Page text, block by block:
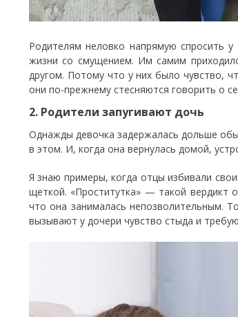
Родителям неловко напрямую спросить
жизни со смущением. Им самим
другом. Потому что у них было чувство,
они по-прежнему стесняются говорить о
2. Родители запугивают дочь
Однажды девочка задержалась дольше
в этом. И, когда она вернулась домой,
Я знаю примеры, когда отцы избивали
щеткой. «Проститутка» — такой вердикт
что она занималась непозволительным.
вызывают у дочери чувство стыда и